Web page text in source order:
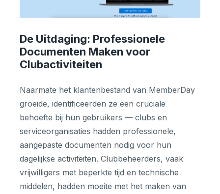
De Uitdaging: Professionele
Documenten Maken voor
Clubactiviteiten
Naarmate het klantenbestand van MemberDay
groeide, identificeerden ze een cruciale
behoefte bij hun gebruikers — clubs en
serviceorganisaties hadden professionele,
aangepaste documenten nodig voor hun
dagelijkse activiteiten. Clubbeheerders, vaak
vrijwilligers met beperkte tijd en technische
middelen, hadden moeite met het maken van